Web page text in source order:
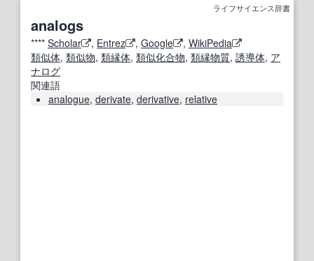
ライフサイエンス辞書
analogs
**** Scholar , Entrez , Google , WikiPedia
類似体, 類似物, 類縁体, 類似化合物, 類縁物質, 誘導体, ア
ナログ
関連語
analogue, derivate, derivative, relative